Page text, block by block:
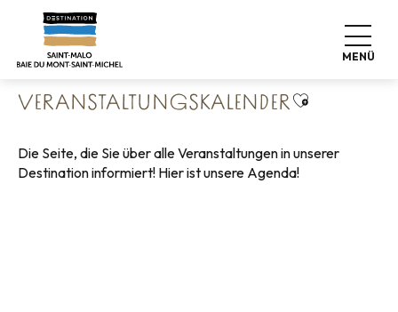
contenu
MENÜ
Startseite
Veranstaltungskalender
VERANSTALTUNGSKALENDERAjouter aux
Die Seite, die Sie über alle Veranstaltungen in unserer
Destination informiert! Hier ist unsere Agenda!